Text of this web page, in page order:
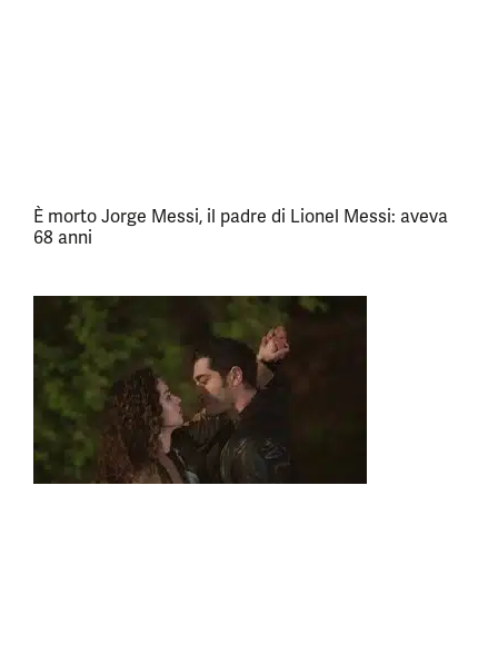
È morto Jorge Messi, il padre di Lionel Messi: aveva
68 anni